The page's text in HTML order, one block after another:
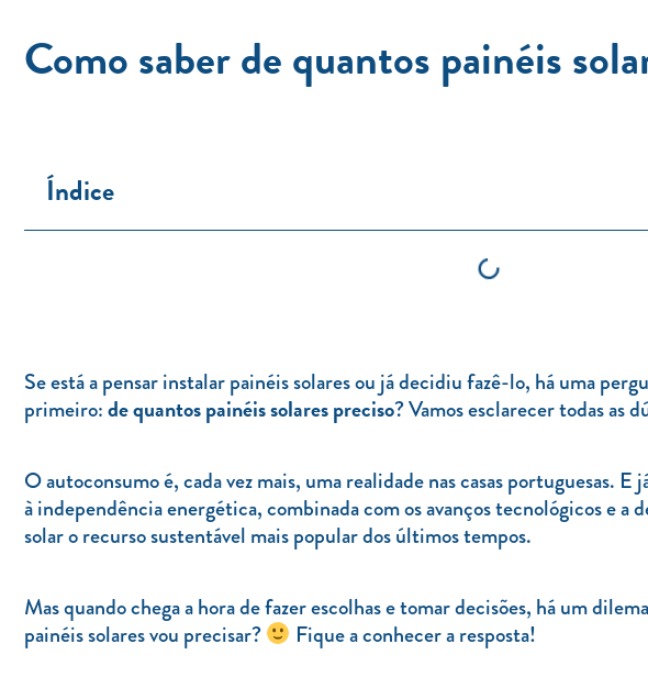
Como saber de quantos painéis
Índice
Se está a pensar instalar painéis solares ou já decidiu fazê-lo, há uma
primeiro:de quantos painéis solares preciso? Vamos esclarecer todas as
O autoconsumo é, cada vez mais, uma realidade nas casas portuguesas. E
à independência energética, combinada com os avanços tecnológicos e a
solar o recurso sustentável mais popular dos últimos tempos.
Mas quando chega a hora de fazer escolhas e tomar decisões, há um
painéis solares vou precisar?
Fique a conhecer a resposta!